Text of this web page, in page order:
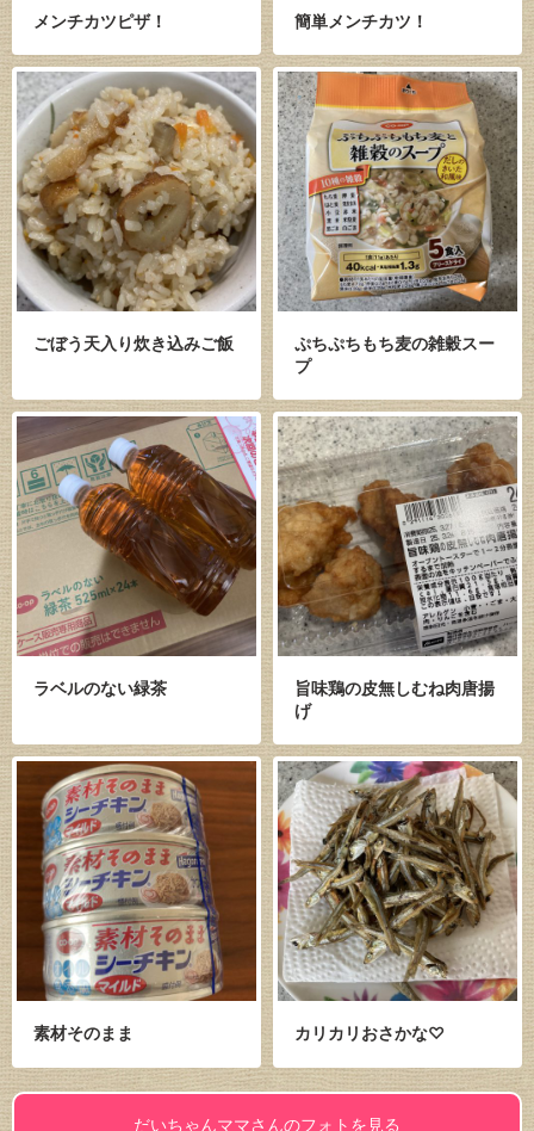
メンチカツピザ！ 簡単メンチカツ！
ごぼう天入り炊き込みご飯
ぷちぷちもち麦の雑穀スー
プ
ラベルのない緑茶
旨味鶏の皮無しむね肉唐揚
げ
素材そのまま カリカリおさかな♡
だいちゃんママさんのフォトを見る